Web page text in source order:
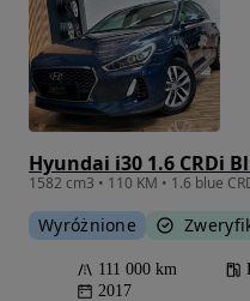
Hyundai i30 1.6 CRDi
Wyróżnione
111 000 km
2017